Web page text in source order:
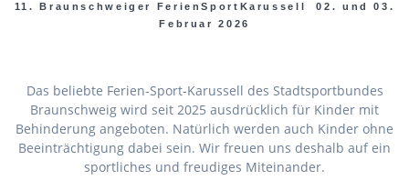
11. Braunschweiger FerienSportKarussell 02. und 03.
Februar 2026
Das beliebte Ferien-Sport-Karussell des Stadtsportbundes
Braunschweig wird seit 2025 ausdrücklich für Kinder mit
Behinderung angeboten. Natürlich werden auch Kinder ohne
Beeinträchtigung dabei sein. Wir freuen uns deshalb auf ein
sportliches und freudiges Miteinander.